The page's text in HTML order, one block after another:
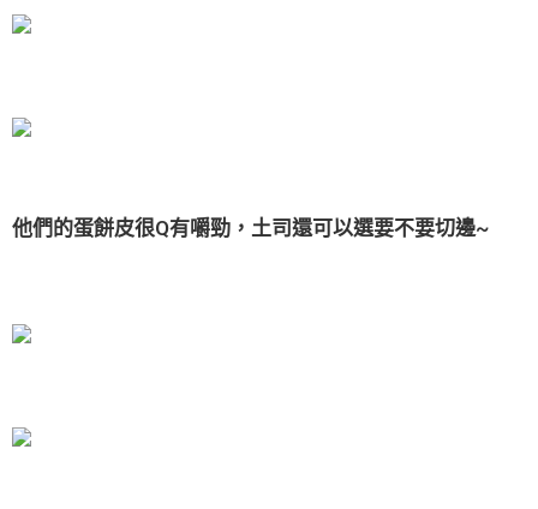
他們的蛋餅皮很Q有嚼勁，土司還可以選要不要切邊~